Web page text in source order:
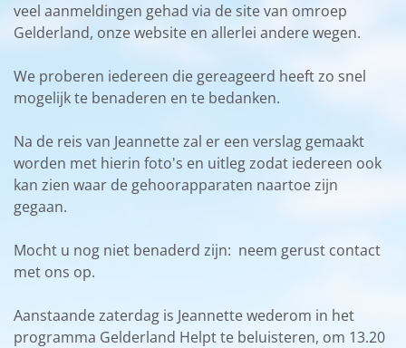
veel aanmeldingen gehad via de site van omroep
Gelderland, onze website en allerlei andere wegen.
We proberen iedereen die gereageerd heeft zo snel
mogelijk te benaderen en te bedanken.
Na de reis van Jeannette zal er een verslag gemaakt
worden met hierin foto's en uitleg zodat iedereen ook
kan zien waar de gehoorapparaten naartoe zijn
gegaan.
Mocht u nog niet benaderd zijn: neem gerust contact
met ons op.
Aanstaande zaterdag is Jeannette wederom in het
programma Gelderland Helpt te beluisteren, om 13.20